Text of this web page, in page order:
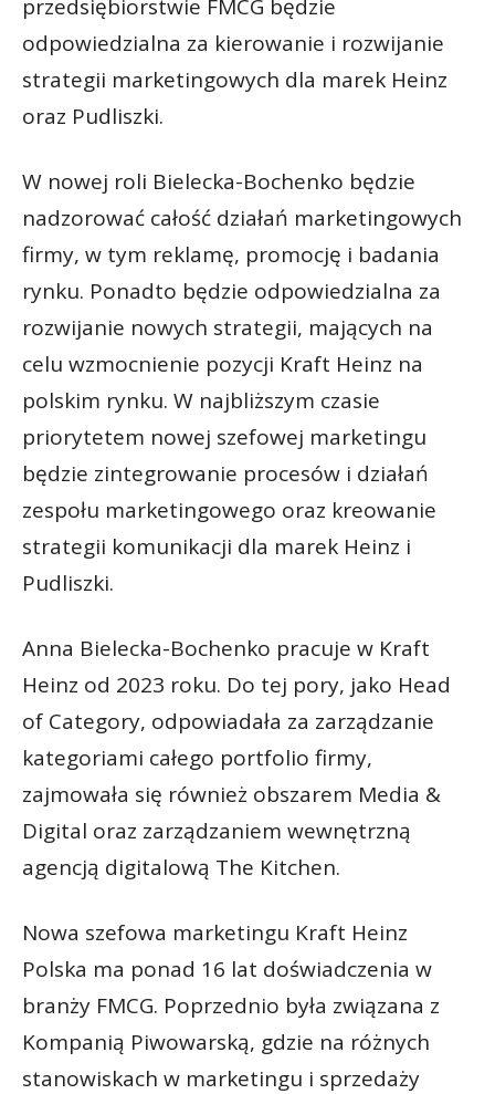
przedsiębiorstwie FMCG będzie
odpowiedzialna za kierowanie i rozwijanie
strategii marketingowych dla marek Heinz
oraz Pudliszki.
W nowej roli Bielecka-Bochenko będzie
nadzorować całość działań marketingowych
firmy, w tym reklamę, promocję i badania
rynku. Ponadto będzie odpowiedzialna za
rozwijanie nowych strategii, mających na
celu wzmocnienie pozycji Kraft Heinz na
polskim rynku. W najbliższym czasie
priorytetem nowej szefowej marketingu
będzie zintegrowanie procesów i działań
zespołu marketingowego oraz kreowanie
strategii komunikacji dla marek Heinz i
Pudliszki.
Anna Bielecka-Bochenko pracuje w Kraft
Heinz od 2023 roku. Do tej pory, jako Head
of Category, odpowiadała za zarządzanie
kategoriami całego portfolio firmy,
zajmowała się również obszarem Media &
Digital oraz zarządzaniem wewnętrzną
agencją digitalową The Kitchen.
Nowa szefowa marketingu Kraft Heinz
Polska ma ponad 16 lat doświadczenia w
branży FMCG. Poprzednio była związana z
Kompanią Piwowarską, gdzie na różnych
stanowiskach w marketingu i sprzedaży